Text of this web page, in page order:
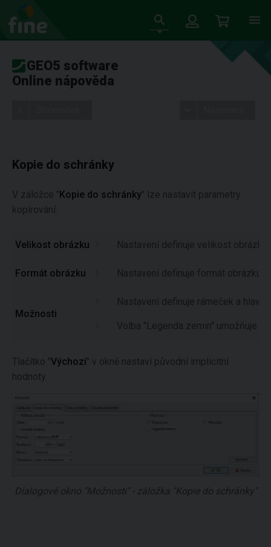
GEO5 software
Online nápověda
Kopie do schránky
V záložce "Kopie do schránky" lze nastavit parametry
kopírování:
Velikost obrázku Nastavení definuje velikost
Formát obrázku Nastavení definuje formát obrázku
Možnosti
Nastavení definuje rámeček a
Volba "Legenda zemin" umožňuje
Tlačítko "Výchozí" v okně nastaví původní implicitní
hodnoty.
Dialogové okno "Možnosti" - záložka "Kopie do schránky"